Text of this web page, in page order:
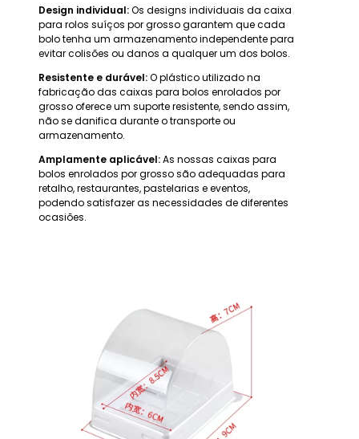
Design individual:Os designs individuais da caixa
para rolos suíços por grosso garantem que cada
bolo tenha um armazenamento independente para
evitar colisões ou danos a qualquer um dos bolos.
Resistente e durável:O plástico utilizado na
fabricação das caixas para bolos enrolados por
grosso oferece um suporte resistente, sendo assim,
não se danifica durante o transporte ou
armazenamento.
Amplamente aplicável:As nossas caixas para
bolos enrolados por grosso são adequadas para
retalho, restaurantes, pastelarias e eventos,
podendo satisfazer as necessidades de diferentes
ocasiões.